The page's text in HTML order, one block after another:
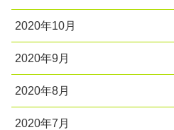
2020年10月
2020年9月
2020年8月
2020年7月